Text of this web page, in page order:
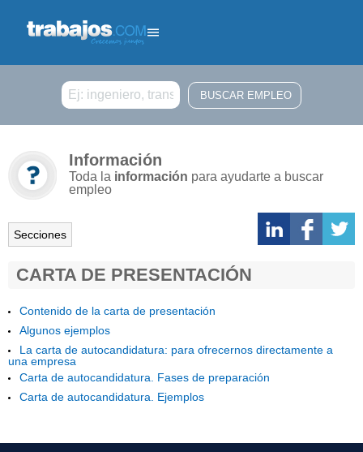
Buscar
Información
Toda la información para ayudarte a buscar
empleo
Secciones
CARTA DE PRESENTACIÓN
Contenido de la carta de presentación
Algunos ejemplos
La carta de autocandidatura: para ofrecernos directamente a
una empresa
Carta de autocandidatura. Fases de preparación
Carta de autocandidatura. Ejemplos